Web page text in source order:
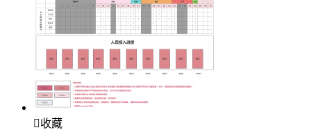
收藏